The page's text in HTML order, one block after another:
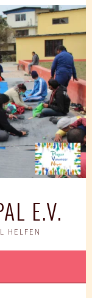
E.V.
HELFEN